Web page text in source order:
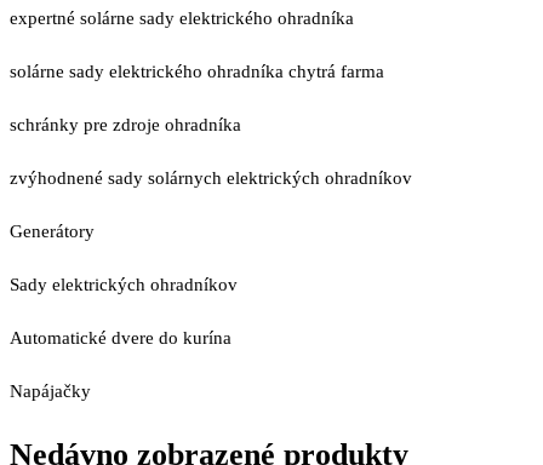
expertné solárne sady elektrického ohradníka
solárne sady elektrického ohradníka chytrá farma
schránky pre zdroje ohradníka
zvýhodnené sady solárnych elektrických ohradníkov
Generátory
Sady elektrických ohradníkov
Automatické dvere do kurína
Napájačky
Nedávno zobrazené produkty